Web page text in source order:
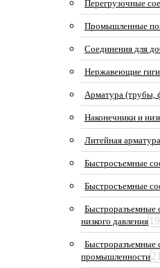
Перегрузочные
Промышленные
Соединения для
Нержавеющие
Арматура (трубы,
Наконечники и
Литейная арматура
Быстросъемные
Быстросъемные
Быстроразъемные
низкого давления
Быстроразъемные
промышленности21